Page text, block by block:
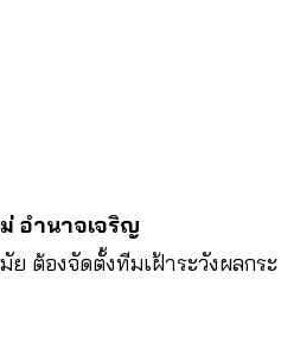
อำนาจเจริญ
ย ต้องจัดตั้งทีมเฝ้าระวังผลกระ